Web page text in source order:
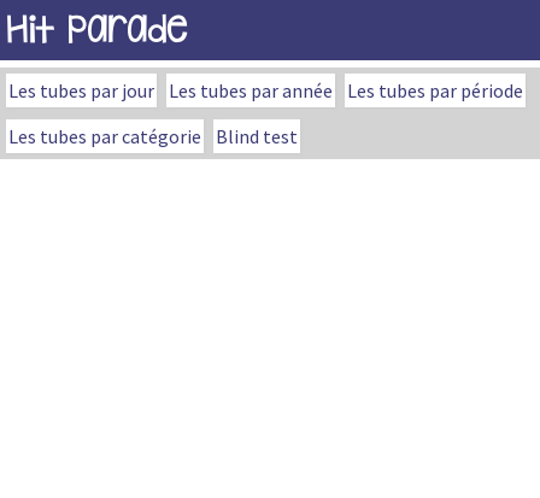
Hit Parade
Les tubes par jour Les tubes par année
Les tubes par période
Les tubes par catégorie
Blind test